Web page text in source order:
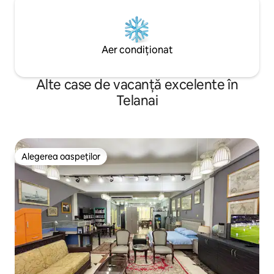
Aer condiționat
Alte case de vacanță excelente în
Telanai
Alegerea oaspeților
Alegerea oaspeților